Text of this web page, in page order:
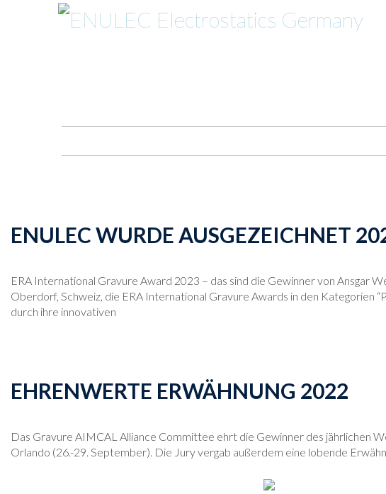
ENULEC WURDE AUSGEZEICHNET
ERA International Gravure Award 2023 – das sind die Gewinner von Ansgar
Oberdorf, Schweiz, die ERA International Gravure Awards in den Kategorien
durch ihre innovativen
EHRENWERTE ERWÄHNUNG 2022
Das Gravure AIMCAL Alliance Committee ehrt die Gewinner des jährlichen
Orlando (26.-29. September). Die Jury vergab außerdem eine lobende